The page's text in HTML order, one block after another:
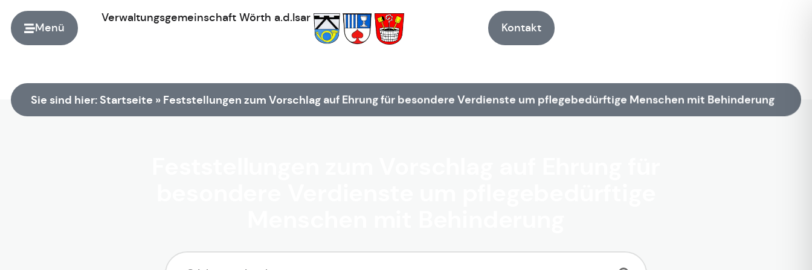
Menü
Verwaltungsgemeinschaft Wörth a.d.Isar
Kontakt
Sie sind hier: Startseite » Feststellungen zum Vorschlag auf Ehrung für besondere Verdienste um pflegebedürftige Menschen mit Behinderung